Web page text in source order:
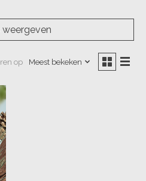
weergeven
op Meest bekeken